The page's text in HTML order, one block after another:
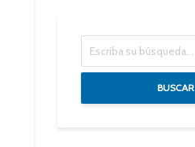
BUSCAR